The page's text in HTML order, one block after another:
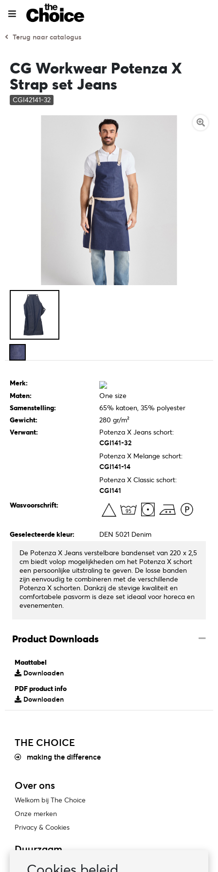
Terug naar catalogus
CG Workwear Potenza X
Strap set Jeans
CGI42141-32
Merk:
Maten:
One size
Samenstelling:
65% katoen, 35% polyester
Gewicht:
280 gr/m²
Verwant:
Potenza X Jeans schort:
CGI141-32
Potenza X Melange schort:
CGI141-14
Potenza X Classic schort:
CGI141
Wasvoorschrift:
Geselecteerde kleur: DEN 5021 Denim
De Potenza X Jeans verstelbare bandenset van 220 x 2,5
cm biedt volop mogelijkheden om het Potenza X schort
een persoonlijke uitstraling te geven. De losse banden
zijn eenvoudig te combineren met de verschillende
Potenza X schorten. Dankzij de stevige kwaliteit en
comfortabele pasvorm is deze set ideaal voor horeca en
evenementen.
Product Downloads
Maattabel
Downloaden
PDF product info
Downloaden
THE CHOICE
making the difference
Over ons
Welkom bij The Choice
Onze merken
Privacy & Cookies
Duurzaam
Bewust ondernemen